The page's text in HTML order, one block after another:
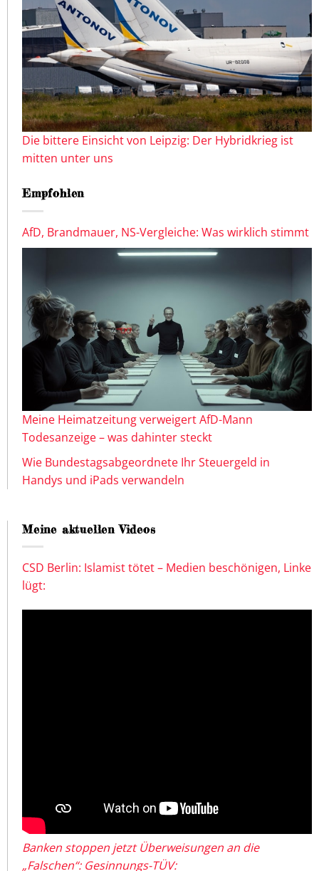
Die bittere Einsicht von Leipzig: Der Hybridkrieg ist
mitten unter uns
Empfohlen
AfD, Brandmauer, NS-Vergleiche: Was wirklich stimmt
Meine Heimatzeitung verweigert AfD-Mann
Todesanzeige – was dahinter steckt
Wie Bundestagsabgeordnete Ihr Steuergeld in
Handys und iPads verwandeln
Meine aktuellen Videos
CSD Berlin: Islamist tötet – Medien beschönigen, Linke
lügt:
Banken stoppen jetzt Überweisungen an die
„Falschen“: Gesinnungs-TÜV: